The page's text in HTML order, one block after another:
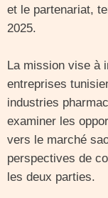
et le partenariat,
2025.
La mission vise à
entreprises
industries
examiner les
vers le marché
perspectives de
les deux parties.